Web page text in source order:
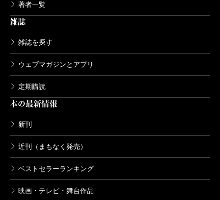
著者一覧
雑誌
雑誌を探す
ウェブマガジンとアプリ
定期購読
本の最新情報
新刊
近刊（まもなく発売）
ベストセラーランキング
映画・テレビ・舞台作品